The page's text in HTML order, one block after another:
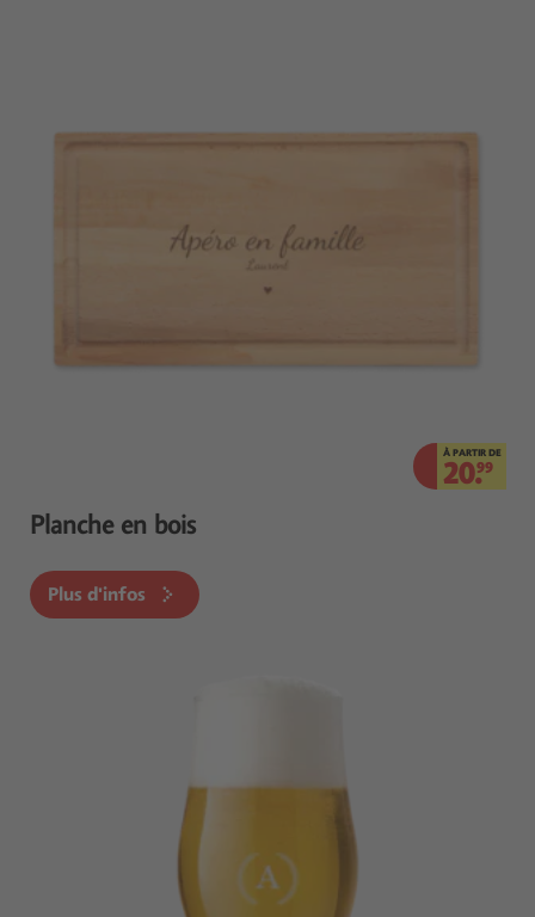
À PARTIR DE
20.99
Planche en bois
Plus d'infos